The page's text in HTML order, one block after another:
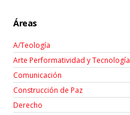
Áreas
A/Teología
Arte Performatividad y Tecnología
Comunicación
Construcción de Paz
Derecho